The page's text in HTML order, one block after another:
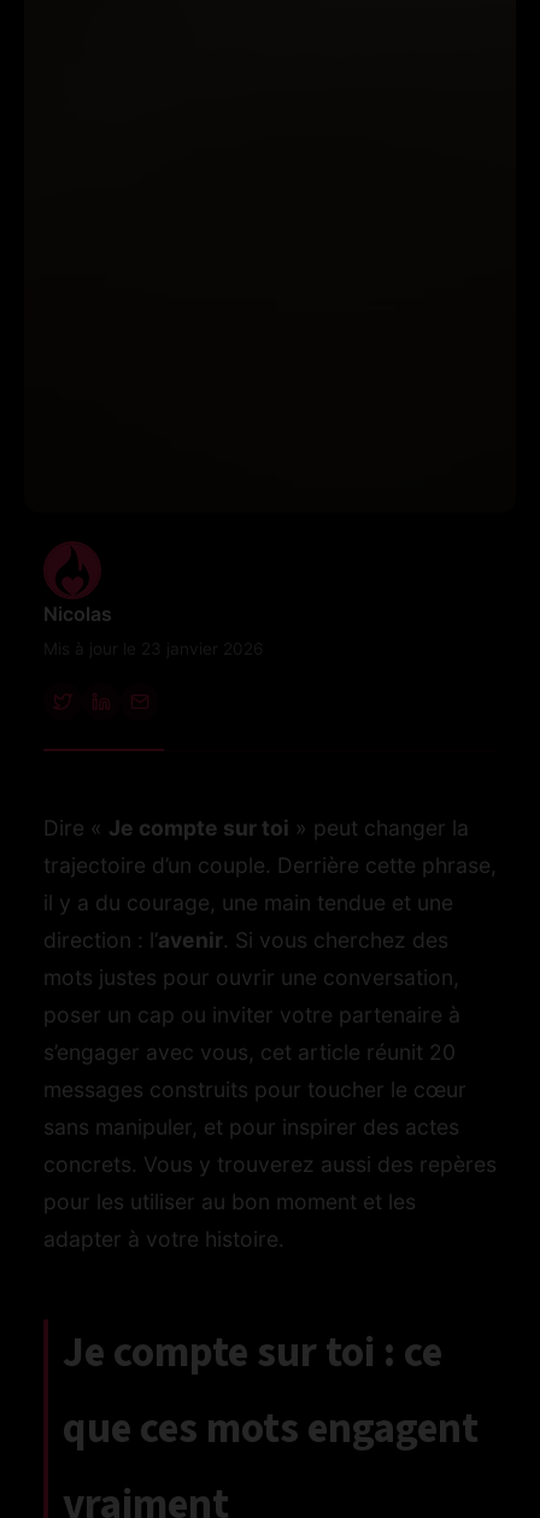
Nicolas
Dire « Je compte sur toi » peut changer la
trajectoire d’un couple. Derrière cette phrase,
il y a du courage, une main tendue et une
direction : l’avenir. Si vous cherchez des
mots justes pour ouvrir une conversation,
poser un cap ou inviter votre partenaire à
s’engager avec vous, cet article réunit 20
messages construits pour toucher le cœur
sans manipuler, et pour inspirer des actes
concrets. Vous y trouverez aussi des repères
pour les utiliser au bon moment et les
adapter à votre histoire.
Je compte sur toi : ce
que ces mots engagent
vraiment